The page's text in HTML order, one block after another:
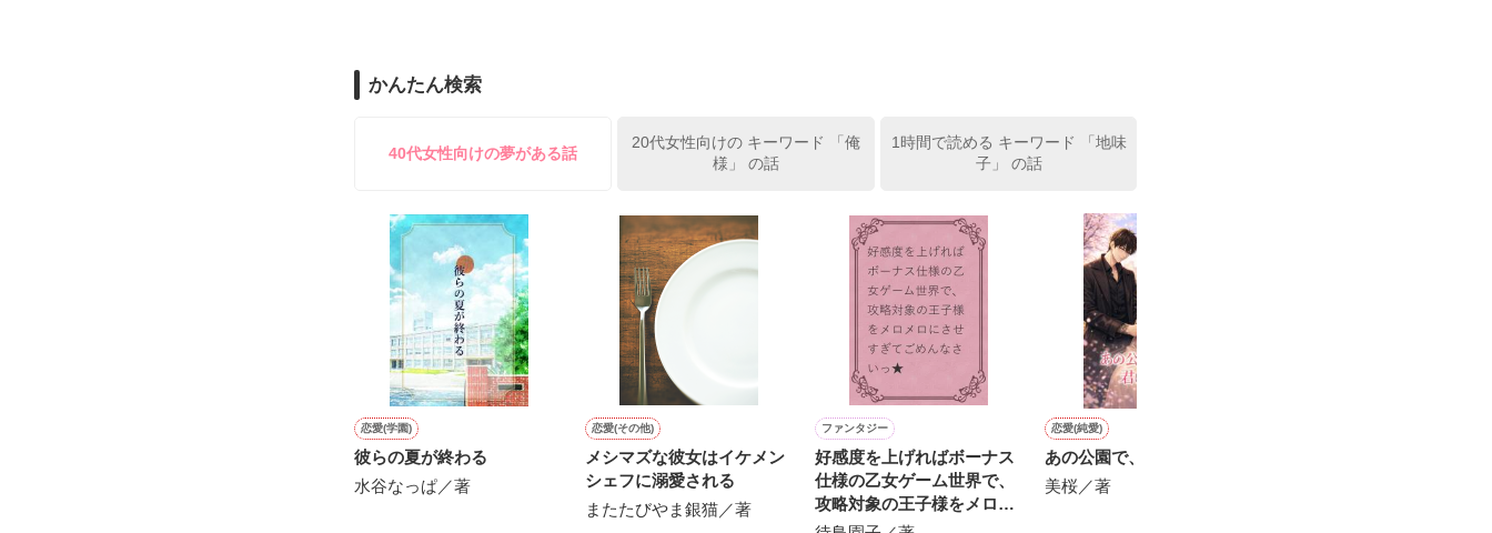
悩み傷つき　精一杯愛した人
「俺なら　亜恋を
泣かせたりしないのに…」
愛斗はまっすぐ私を見る。
ユウと愛斗の間で
揺れ動く　私は
再び涙恋の魔法にかけられ
かんたん検索
40代女性向けの夢がある話
20代女性向けの キーワード 「俺
様」 の話
1時間で読める キーワード 「地味
子」 の話
恋愛(学園)
彼らの夏が終わる
水谷なっぱ／著
恋愛(その他)
メシマズな彼女はイケメン
シェフに溺愛される
またたびやま銀猫／著
ファンタジー
好感度を上げればボーナス
仕様の乙女ゲーム世界で、
攻略対象の王子様をメロメ
ロにさせすぎてごめんなさ
恋愛(純愛)
あの公園で、君に会えたら
美桜／著